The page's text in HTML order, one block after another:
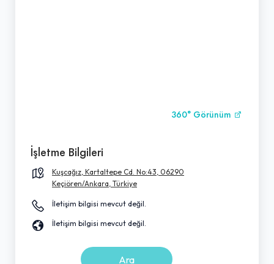
360° Görünüm
İşletme Bilgileri
Kuşcağız, Kartaltepe Cd. No:43, 06290
Keçiören/Ankara, Türkiye
İletişim bilgisi mevcut değil.
İletişim bilgisi mevcut değil.
Ara